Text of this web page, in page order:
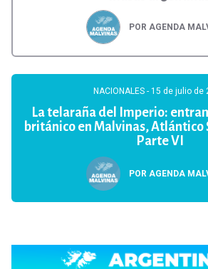
POR AGENDA
NACIONALES - 15 de julio de
La telaraña del Imperio:
británico en Malvinas, Atlántico
Parte VI
POR AGENDA